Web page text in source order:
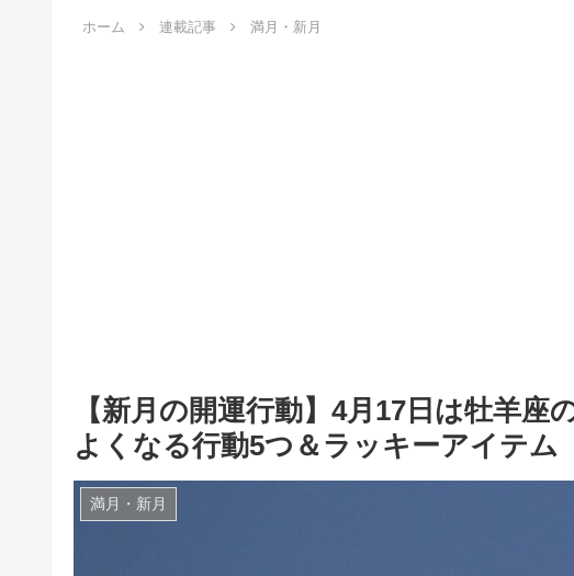
ホーム 連載記事 満月・新月
【新月の開運行動】4月17日は牡羊
よくなる行動5つ＆ラッキーアイテム
満月・新月